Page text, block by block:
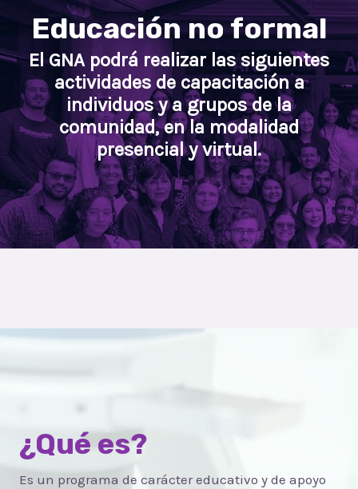
Educación no formal
El GNA podrá realizar las siguientes
actividades de capacitación a
individuos y a grupos de la
comunidad, en la modalidad
presencial y virtual.
¿Qué es?
Es un programa de carácter educativo y de apoyo